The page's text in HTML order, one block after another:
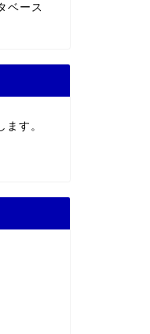
ベース
す。